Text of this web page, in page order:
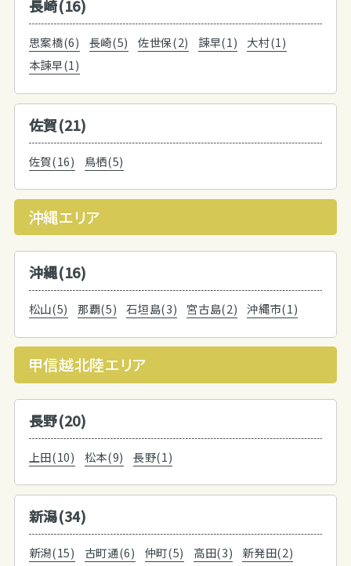
長崎(16)
思案橋(6) 長崎(5) 佐世保(2) 諫早(1)
大村(1)
本諫早(1)
佐賀(21)
佐賀(16) 鳥栖(5)
沖縄エリア
沖縄(16)
松山(5) 那覇(5) 石垣島(3) 宮古島(2) 沖縄市(1)
甲信越北陸エリア
長野(20)
上田(10) 松本(9) 長野(1)
新潟(34)
新潟(15) 古町通(6) 仲町(5) 高田(3)
新発田(2)